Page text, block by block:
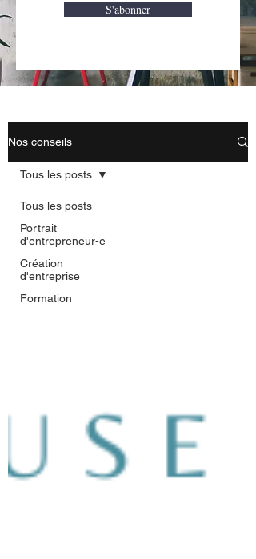
S'abonner
Nos conseils
Tous les posts
Portrait
d'entrepreneur-e
Création
d'entreprise
Formation
Tous les posts